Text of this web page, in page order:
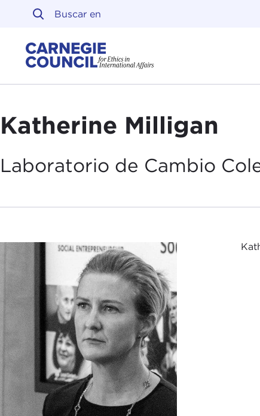
Ir al contenido
Katherine Milligan
Laboratorio de Cambio